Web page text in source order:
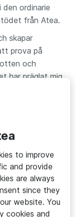
ordinarie
från Atea.
skapar
prova på
och
har präglat mig
få möjlighet
säger Jörgen
to improve
and provide
are always
since they
website. You
cookies and